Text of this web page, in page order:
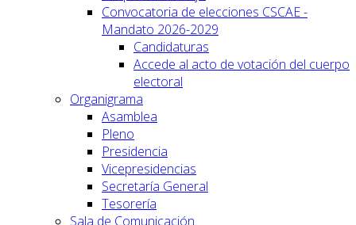
Convocatoria de elecciones CSCAE -
Mandato 2026-2029
Candidaturas
Accede al acto de votación del cuerpo
electoral
Organigrama
Asamblea
Pleno
Presidencia
Vicepresidencias
Secretaría General
Tesorería
Sala de Comunicación